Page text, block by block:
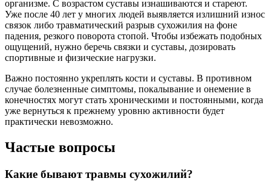
организме. С возрастом суставы изнашиваются и стареют.
Уже после 40 лет у многих людей выявляется излишний износ
связок либо травматический разрыв сухожилия на фоне
падения, резкого поворота стопой. Чтобы избежать подобных
ощущений, нужно беречь связки и суставы, дозировать
спортивные и физические нагрузки.
Важно постоянно укреплять кости и суставы. В противном
случае болезненные симптомы, покалывание и онемение в
конечностях могут стать хроническими и постоянными, когда
уже вернуться к прежнему уровню активности будет
практически невозможно.
Частые вопросы
Какие бывают травмы сухожилий?